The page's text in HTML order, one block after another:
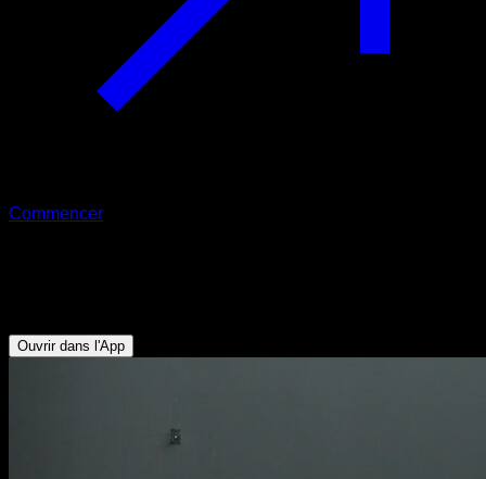
Commencer
Ouvrir dans l'App